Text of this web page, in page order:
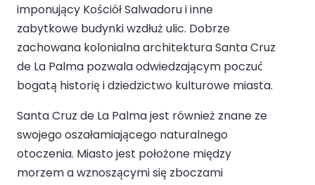
imponujący Kościół Salwadoru i inne
zabytkowe budynki wzdłuż ulic. Dobrze
zachowana kolonialna architektura Santa Cruz
de La Palma pozwala odwiedzającym poczuć
bogatą historię i dziedzictwo kulturowe miasta.
Santa Cruz de La Palma jest również znane ze
swojego oszałamiającego naturalnego
otoczenia. Miasto jest położone między
morzem a wznoszącymi się zboczami